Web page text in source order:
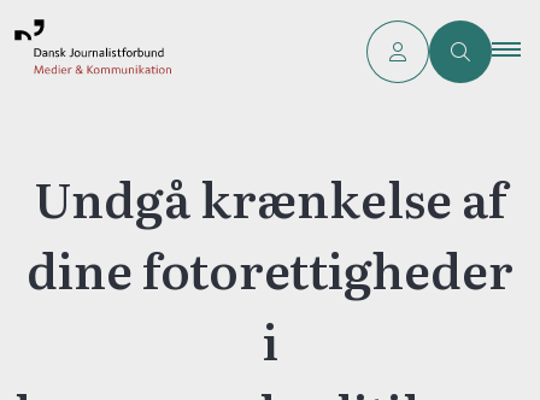
Undgå krænkelse af
dine fotorettigheder
i